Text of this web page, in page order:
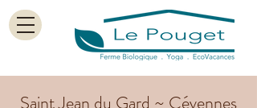
Saint Jean du Gard ~ Cévennes